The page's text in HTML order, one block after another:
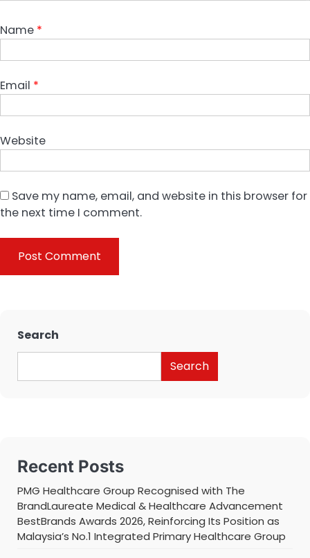
Name *
Email *
Website
Save my name, email, and website in this browser for
the next time I comment.
Search
Search
Recent Posts
PMG Healthcare Group Recognised with The
BrandLaureate Medical & Healthcare Advancement
BestBrands Awards 2026, Reinforcing Its Position as
Malaysia’s No.1 Integrated Primary Healthcare Group